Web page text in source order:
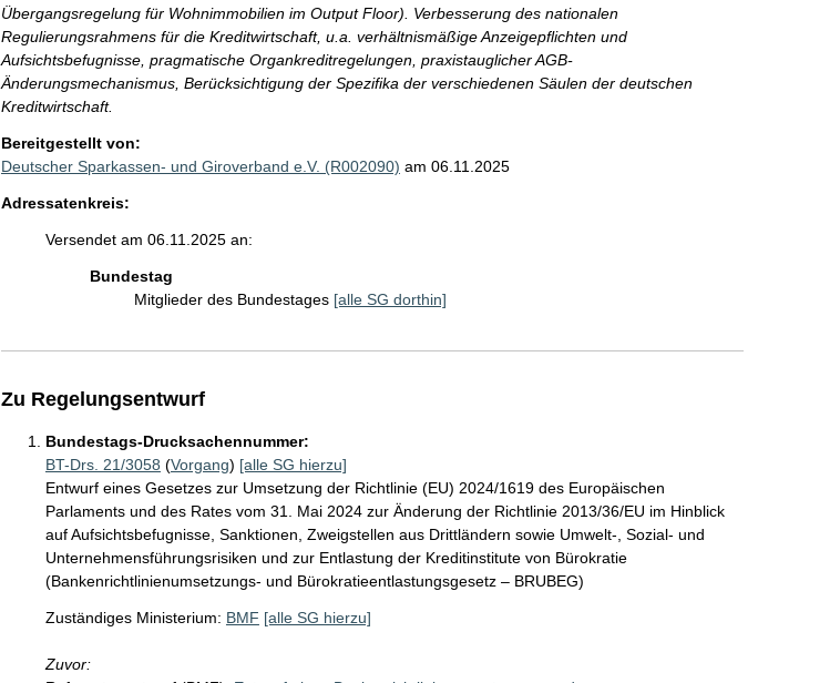
Übergangsregelung für Wohnimmobilien im Output Floor). Verbesserung des nationalen
Regulierungsrahmens für die Kreditwirtschaft, u.a. verhältnismäßige Anzeigepflichten und
Aufsichtsbefugnisse, pragmatische Organkreditregelungen, praxistauglicher AGB-
Änderungsmechanismus, Berücksichtigung der Spezifika der verschiedenen Säulen der deutschen
Kreditwirtschaft.
Bereitgestellt von:
Deutscher Sparkassen- und Giroverband e.V. (R002090) am 06.11.2025
Adressatenkreis:
Versendet am 06.11.2025 an:
Bundestag
Mitglieder des Bundestages [alle SG dorthin]
Zu Regelungsentwurf
Bundestags-Drucksachennummer:
BT-Drs. 21/3058 (Vorgang) [alle SG hierzu]
Entwurf eines Gesetzes zur Umsetzung der Richtlinie (EU) 2024/1619 des Europäischen
Parlaments und des Rates vom 31. Mai 2024 zur Änderung der Richtlinie 2013/36/EU im Hinblick
auf Aufsichtsbefugnisse, Sanktionen, Zweigstellen aus Drittländern sowie Umwelt-, Sozial- und
Unternehmensführungsrisiken und zur Entlastung der Kreditinstitute von Bürokratie
(Bankenrichtlinienumsetzungs- und Bürokratieentlastungsgesetz – BRUBEG)
Zuständiges Ministerium: BMF [alle SG hierzu]
Zuvor: